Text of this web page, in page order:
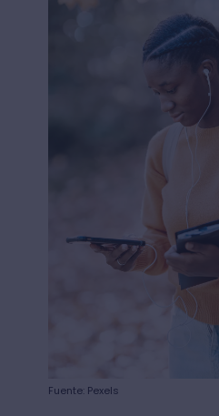
Fuente: Pexels